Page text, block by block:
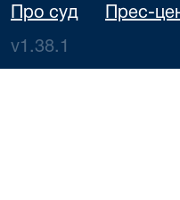
Про суд Прес-
v1.38.1